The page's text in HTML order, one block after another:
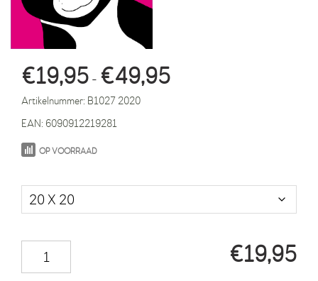
€19,95 - €49,95
Artikelnummer: B1027 2020
EAN: 6090912219281
OP VOORRAAD
€19,95
Felix